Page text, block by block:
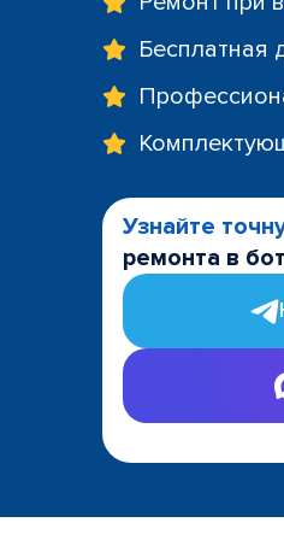
Бесплатная
Узнайте
ремонта в